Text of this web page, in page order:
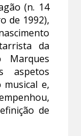
(n. 14
de 1992),
da
Marques
aspetos
e,
de